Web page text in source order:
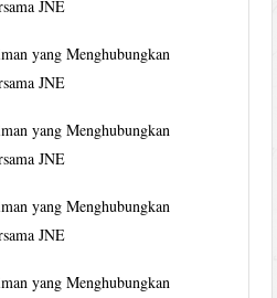
JNE
yang Menghubungkan
JNE
yang Menghubungkan
JNE
yang Menghubungkan
JNE
yang Menghubungkan